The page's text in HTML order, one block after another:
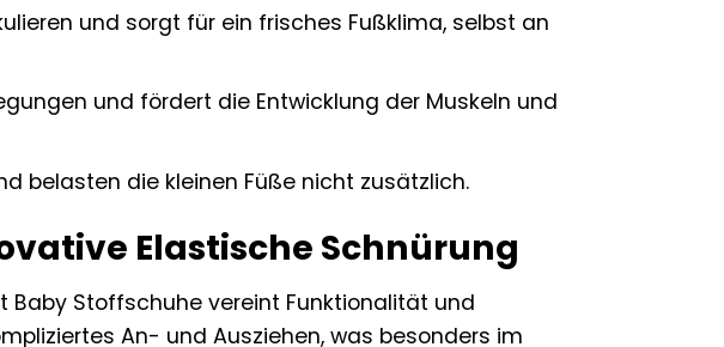
und sorgt für ein frisches Fußklima, selbst an
und fördert die Entwicklung der Muskeln und
belasten die kleinen Füße nicht zusätzlich.
Elastische Schnürung
Stoffschuhe vereint Funktionalität und
An- und Ausziehen, was besonders im